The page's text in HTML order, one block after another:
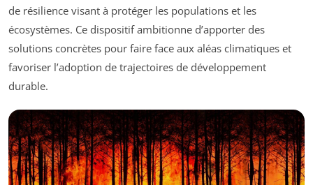
de résilience visant à protéger les populations et les
écosystèmes. Ce dispositif ambitionne d’apporter des
solutions concrètes pour faire face aux aléas climatiques et
favoriser l’adoption de trajectoires de développement
durable.